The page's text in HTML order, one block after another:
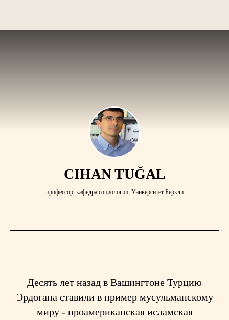
CIHAN TUĞAL
профессор, кафедра социологии, Университет Беркли
Десять лет назад в Вашингтоне Турцию
Эрдогана ставили в пример мусульманскому
миру - проамериканская исламская